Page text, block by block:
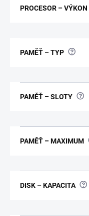
PROCESOR – VÝKON
PAMĚŤ – TYP ?
PAMĚŤ – SLOTY ?
PAMĚŤ – MAXIMUM
DISK – KAPACITA ?